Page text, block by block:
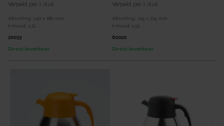
Verpakt per 1 stuk
Afmeting: 140 x 180 mm
Inhoud:
1,2L
20033
Direct leverbaar
Verpakt per 1 stuk
Afmeting: 125 x 215 mm
Inhoud:
1,5L
60020
Direct leverbaar